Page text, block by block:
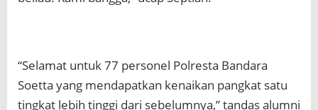
“Selamat untuk 77 personel Polresta Bandara
Soetta yang mendapatkan kenaikan pangkat satu
tingkat lebih tinggi dari sebelumnya,” tandas alumni